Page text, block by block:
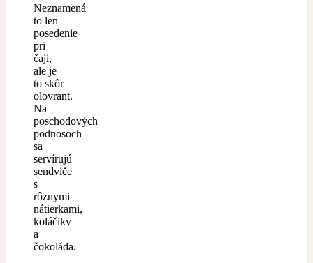
Neznamená
to len
posedenie
pri
čaji,
ale je
to skôr
olovrant.
Na
poschodových
podnosoch
sa
servírujú
sendviče
s
rôznymi
nátierkami,
koláčiky
a
čokoláda.